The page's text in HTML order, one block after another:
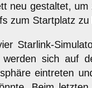
neu gestaltet,
zum Startplatz zu
Starlink-
sich auf
eintreten